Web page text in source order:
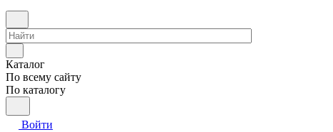
Каталог
По всему сайту
По каталогу
Войти